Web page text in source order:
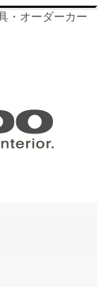
・オーダーカー